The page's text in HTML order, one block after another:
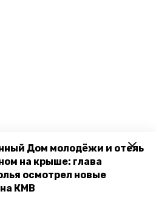
Дом молодёжи и отель
на крыше: глава
осмотрел новые
КМВ